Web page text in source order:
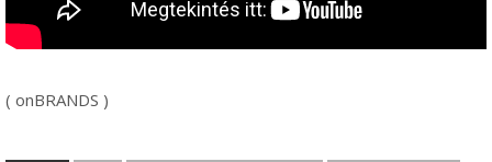
( onBRANDS )